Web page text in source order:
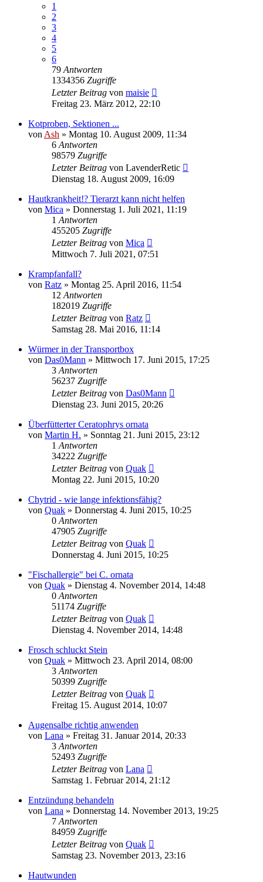
1
2
3
4
5
6
79 Antworten
1334356 Zugriffe
Letzter Beitrag von maisie
Freitag 23. März 2012, 22:10
Kotproben, Sektionen ...
von Ash » Montag 10. August 2009, 11:34
6 Antworten
98579 Zugriffe
Letzter Beitrag von LavenderRetic
Dienstag 18. August 2009, 16:09
Hautkrankheit!? Tierarzt kann nicht helfen
von Mica » Donnerstag 1. Juli 2021, 11:19
1 Antworten
455205 Zugriffe
Letzter Beitrag von Mica
Mittwoch 7. Juli 2021, 07:51
Krampfanfall?
von Ratz » Montag 25. April 2016, 11:54
12 Antworten
182019 Zugriffe
Letzter Beitrag von Ratz
Samstag 28. Mai 2016, 11:14
Würmer in der Transportbox
von Das0Mann » Mittwoch 17. Juni 2015, 17:25
3 Antworten
56237 Zugriffe
Letzter Beitrag von Das0Mann
Dienstag 23. Juni 2015, 20:26
Überfütterter Ceratophrys ornata
von Martin H. » Sonntag 21. Juni 2015, 23:12
1 Antworten
34222 Zugriffe
Letzter Beitrag von Quak
Montag 22. Juni 2015, 10:20
Chytrid - wie lange infektionsfähig?
von Quak » Donnerstag 4. Juni 2015, 10:25
0 Antworten
47905 Zugriffe
Letzter Beitrag von Quak
Donnerstag 4. Juni 2015, 10:25
"Fischallergie" bei C. ornata
von Quak » Dienstag 4. November 2014, 14:48
0 Antworten
51174 Zugriffe
Letzter Beitrag von Quak
Dienstag 4. November 2014, 14:48
Frosch schluckt Stein
von Quak » Mittwoch 23. April 2014, 08:00
3 Antworten
50399 Zugriffe
Letzter Beitrag von Quak
Freitag 15. August 2014, 10:07
Augensalbe richtig anwenden
von Lana » Freitag 31. Januar 2014, 20:33
3 Antworten
52493 Zugriffe
Letzter Beitrag von Lana
Samstag 1. Februar 2014, 21:12
Entzündung behandeln
von Lana » Donnerstag 14. November 2013, 19:25
7 Antworten
84959 Zugriffe
Letzter Beitrag von Quak
Samstag 23. November 2013, 23:16
Hautwunden